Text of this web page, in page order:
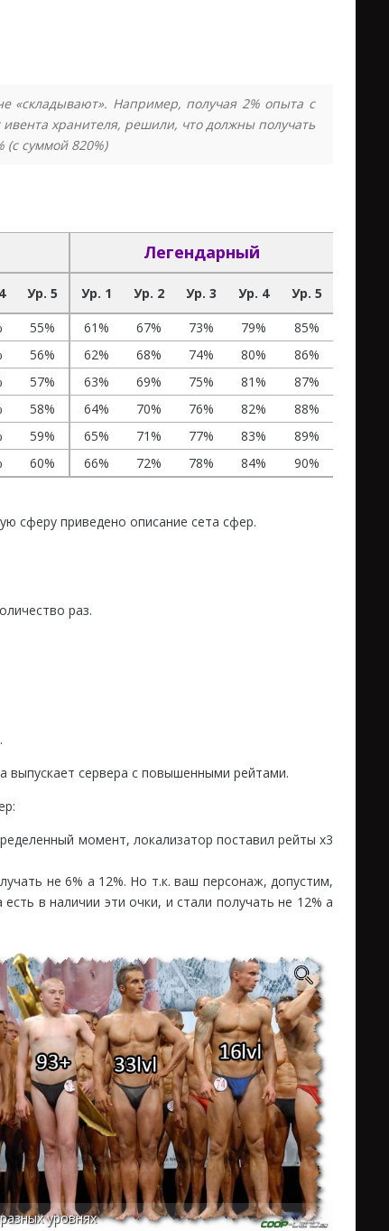
«складывают». Например, получая 2% опыта с
хранителя, решили, что должны получать
(с суммой 820%)
Легендарный
Ур. 5 Ур. 1 Ур. 2 Ур. 3 Ур. 4
Ур. 5
55% 61% 67% 73% 79%
85%
56% 62% 68% 74% 80%
86%
57% 63% 69% 75% 81%
87%
58% 64% 70% 76% 82%
88%
59% 65% 71% 77% 83%
89%
60% 66% 72% 78% 84% 90%
сферу приведено описание сета сфер.
раз.
сервера с повышенными рейтами.
момент, локализатор поставил рейты х3
не 6% а 12%. Но т.к. ваш персонаж, допустим,
в наличии эти очки, и стали получать не 12% а
уровнях